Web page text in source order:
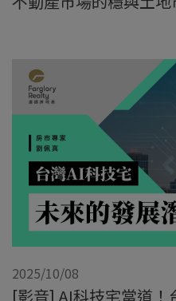
2025/10/08
[影音] AI科技宅當道